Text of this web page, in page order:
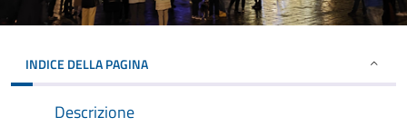
INDICE DELLA PAGINA
Descrizione